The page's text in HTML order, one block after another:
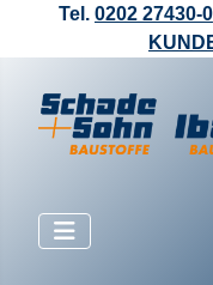
Tel. 0202 27430-0